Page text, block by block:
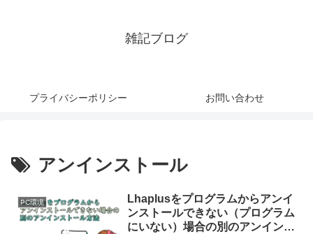
雑記ブログ
プライバシーポリシー お問い合わせ
アンインストール
PC環境
Lhaplusをプログラムからアンイ
ンストールできない（プログラム
にいない）場合の別のアンインス